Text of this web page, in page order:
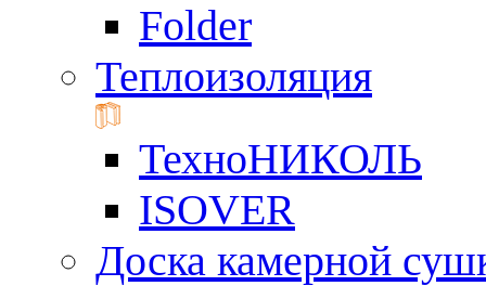
Folder
Теплоизоляция
ТехноНИКОЛЬ
ISOVER
Доска камерной